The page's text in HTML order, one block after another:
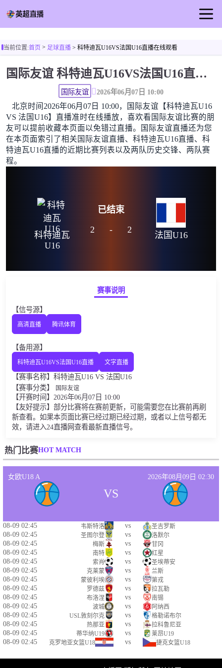
足球直播
足球视频
足球新闻
当前位置:首页> 足球直播> 科特迪瓦U16VS法国U16直播在线观看
国际友谊 科特迪瓦U16VS法国U16直播在线观看高清无插件
国际友谊 2026年06月07日 10:00
北京时间2026年06月07日 10:00，国际友谊【科特迪瓦U16
VS 法国U16】直播准时在线播放，喜欢看国际友谊比赛的朋
友可以提前收藏本页面以免错过直播。国际友谊直播还为您
在本页面索引了相关国际友谊直播、科特迪瓦U16直播、科
特迪瓦U16直播的近期比赛列表以及两队历史交锋、两队赛
程。
科特迪瓦
U16
2 - 2
已结束
法国U16
赛事说明
【信号源】
高清直播 腾讯体育
【备用源】
科特迪瓦U16VS法国U16直播 文字直播
【赛事名称】科特迪瓦U16 VS 法国U16
【赛事分类】
国际友谊
【开赛时间】2026年06月07日 10:00
【友好提示】部分比赛将在赛前更新，可能需要您在比赛前再刷
新查看。如果本页面比赛已经过期已经过期，或者以上信号都无
效，请进入24直播网查看最新直播信号。
热门比赛HOT MATCH
女欧U18 A 2026年08月09日 02:30
VS
08-09 02:45 韦斯特洛 vs 圣吉罗斯
08-09 02:45 圣图尔登 vs 洛默尔
08-09 02:45 梅斯 vs 甘冈
08-09 02:45 南特 vs 红星
08-09 02:45 索肖 vs 圣埃蒂安
08-09 02:45 克莱蒙 vs 兰斯
08-09 02:45 蒙彼利埃 vs 第戎
08-09 02:45 罗德兹 vs 拉瓦勒
08-09 02:45 布洛涅 vs 南锡
08-09 02:45 波城 vs 阿纳西
08-09 02:45 USL敦刻尔克 vs 格勒诺布尔
08-09 02:45 热那亚 vs 拉科鲁尼亚
08-09 02:45 蒂华纳U19 vs 莱昂U19
08-09 02:45 克罗地亚女篮U18 vs 捷克女篮U18